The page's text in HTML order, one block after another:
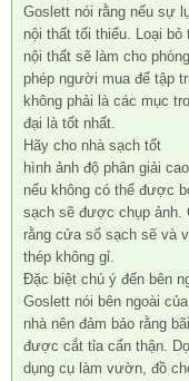
Goslett nói rằng nếu sự
nội thất tối thiểu. Loại
nội thất sẽ làm cho
phép người mua để tập
không phải là các mục
đại là tốt nhất.
Hãy cho nhà sạch tốt
hình ảnh độ phân giải
nếu không có thể được
sạch sẽ được chụp ảnh.
rằng cửa sổ sạch sẽ và
thép không gỉ.
Đặc biệt chú ý đến bên
Goslett nói bên ngoài
nhà nên đảm bảo rằng
được cắt tỉa cẩn thận.
dụng cụ làm vườn, đồ